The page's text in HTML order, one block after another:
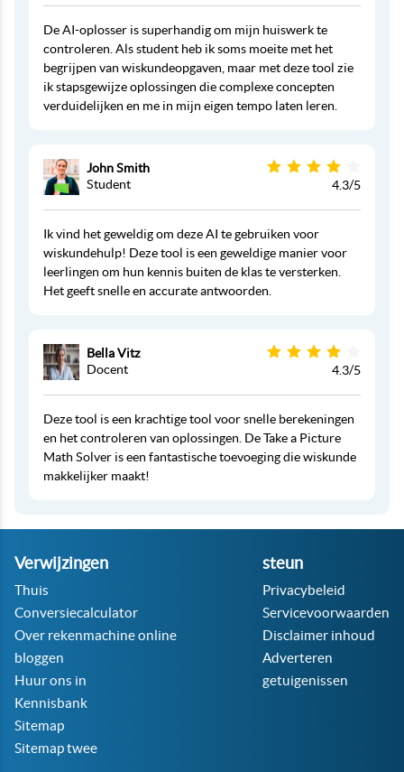
De AI-oplosser is superhandig om mijn huiswerk te
controleren. Als student heb ik soms moeite met het
begrijpen van wiskundeopgaven, maar met deze tool zie
ik stapsgewijze oplossingen die complexe concepten
verduidelijken en me in mijn eigen tempo laten leren.
John Smith
Student
4.3/5
Ik vind het geweldig om deze AI te gebruiken voor
wiskundehulp! Deze tool is een geweldige manier voor
leerlingen om hun kennis buiten de klas te versterken.
Het geeft snelle en accurate antwoorden.
Bella Vitz
Docent
4.3/5
Deze tool is een krachtige tool voor snelle berekeningen
en het controleren van oplossingen. De Take a Picture
Math Solver is een fantastische toevoeging die wiskunde
makkelijker maakt!
Verwijzingen
Thuis
Conversiecalculator
Over rekenmachine online
bloggen
Huur ons in
Kennisbank
Sitemap
Sitemap twee
steun
Privacybeleid
Servicevoorwaarden
Disclaimer inhoud
Adverteren
getuigenissen